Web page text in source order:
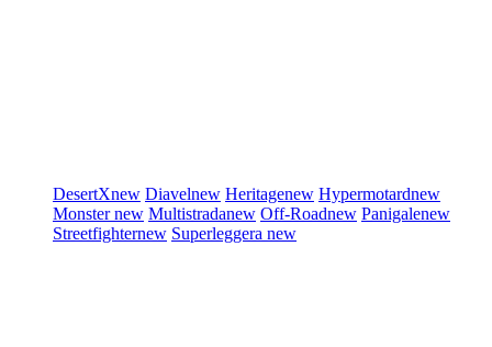
DesertXnew Diavelnew Heritagenew Hypermotardnew
Monsternew Multistradanew Off-Roadnew Panigalenew
Streetfighternew Superleggera new